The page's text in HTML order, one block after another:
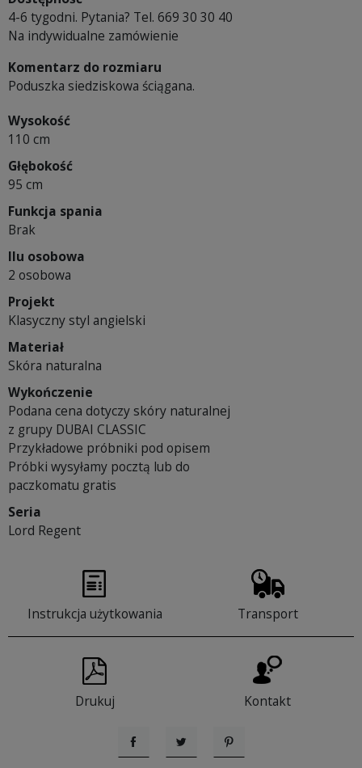
4-6 tygodni. Pytania? Tel. 669 30 30 40
Na indywidualne zamówienie
Komentarz do rozmiaru
Poduszka siedziskowa ściągana.
Wysokość
110 cm
Głębokość
95 cm
Funkcja spania
Brak
Ilu osobowa
2 osobowa
Projekt
Klasyczny styl angielski
Materiał
Skóra naturalna
Wykończenie
Podana cena dotyczy skóry naturalnej
z grupy DUBAI CLASSIC
Przykładowe próbniki pod opisem
Próbki wysyłamy pocztą lub do
paczkomatu gratis
Seria
Lord Regent
Instrukcja użytkowania Transport
Drukuj Kontakt
UdostępnijTweetujPinterest